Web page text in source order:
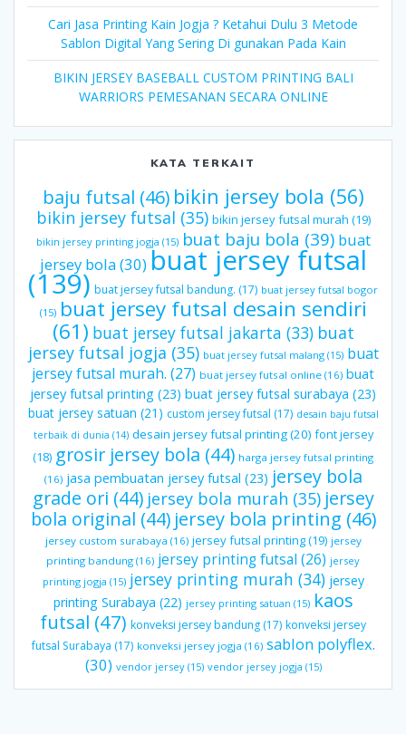
Cari Jasa Printing Kain Jogja ? Ketahui Dulu 3 Metode
Sablon Digital Yang Sering Di gunakan Pada Kain
BIKIN JERSEY BASEBALL CUSTOM PRINTING BALI
WARRIORS PEMESANAN SECARA ONLINE
KATA TERKAIT
baju futsal (46) bikin jersey bola (56)
bikin jersey futsal (35) bikin jersey futsal murah (19)
bikin jersey printing jogja (15) buat baju bola (39) buat
jersey bola(30)buat jersey futsal
(139) buat jersey futsal bandung. (17) buat jersey futsal bogor
(15) buat jersey futsal desain sendiri
(61) buat jersey futsal jakarta (33) buat
jersey futsal jogja (35) buat jersey futsal malang(15) buat
jersey futsal murah. (27) buat jersey futsal online(16) buat
jersey futsal printing (23) buat jersey futsal surabaya (23)
buat jersey satuan (21) custom jersey futsal (17) desain baju futsal
terbaik di dunia (14) desain jersey futsal printing(20) font jersey
(18) grosir jersey bola (44) harga jersey futsal printing
(16) jasa pembuatan jersey futsal (23) jersey bola
grade ori (44) jersey bola murah (35) jersey
bola original (44) jersey bola printing (46)
jersey custom surabaya (16) jersey futsal printing(19) jersey
printing bandung (16) jersey printing futsal (26) jersey
printing jogja (15) jersey printing murah (34) jersey
printing Surabaya (22) jersey printing satuan (15) kaos
futsal (47) konveksi jersey bandung (17) konveksi jersey
futsal Surabaya (17) konveksi jersey jogja (16) sablon polyflex.
(30) vendor jersey(15) vendor jersey jogja (15)